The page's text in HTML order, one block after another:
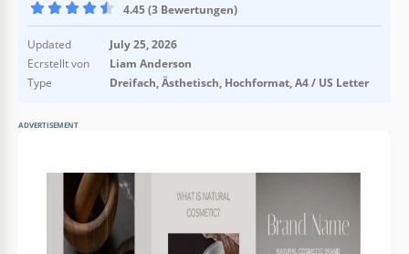
4.45 (3 Bewertungen)
Updated
July 25, 2026
Ecrstellt von
Liam Anderson
Type
Dreifach, Ästhetisch, Hochformat, A4 / US Letter
ADVERTISEMENT